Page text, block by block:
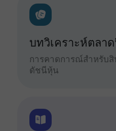
บทวิเคราะห์ตลา
การคาดการณ์สำหรับ
ดัชนีหุ้น